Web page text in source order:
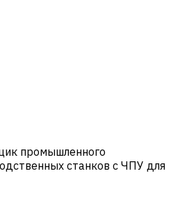
промышленного
станков с ЧПУ для